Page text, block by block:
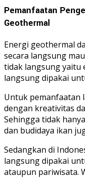
Pemanfaatan
Geothermal
Energi geothermal
secara langsung
tidak langsung yaitu
langsung dipakai
Untuk pemanfaatan
dengan kreativitas
Sehingga tidak
dan budidaya ikan
Sedangkan di
langsung dipakai
ataupun pariwisata.